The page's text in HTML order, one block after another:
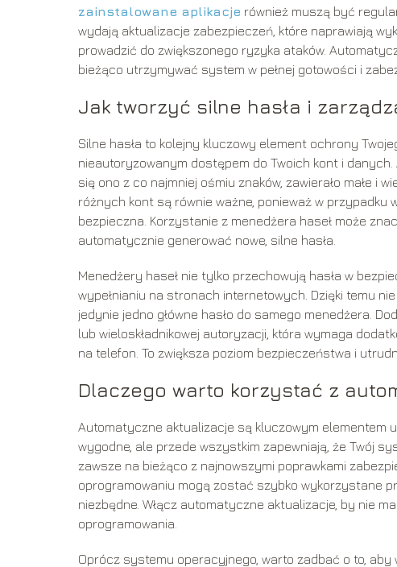
zainstalowane aplikacje również muszą być
wydają aktualizacje zabezpieczeń, które naprawiają
prowadzić do zwiększonego ryzyka ataków.
bieżąco utrzymywać system w pełnej gotowości i
Jak tworzyć silne hasła i
Silne hasła to kolejny kluczowy element ochrony
nieautoryzowanym dostępem do Twoich kont i
się ono z co najmniej ośmiu znaków, zawierało małe i
różnych kont są równie ważne, ponieważ w
bezpieczna. Korzystanie z menedżera haseł może
automatycznie generować nowe, silne hasła.
Menedżery haseł nie tylko przechowują hasła w
wypełnianiu na stronach internetowych. Dzięki temu
jedynie jedno główne hasło do samego menedżera.
lub wieloskładnikowej autoryzacji, która wymaga
na telefon. To zwiększa poziom bezpieczeństwa i
Dlaczego warto korzystać z
Automatyczne aktualizacje są kluczowym elementem
wygodne, ale przede wszystkim zapewniają, że Twój
zawsze na bieżąco z najnowszymi poprawkami
oprogramowaniu mogą zostać szybko wykorzystane
niezbędne. Włącz automatyczne aktualizacje, by nie
oprogramowania.
Oprócz systemu operacyjnego, warto zadbać o to,